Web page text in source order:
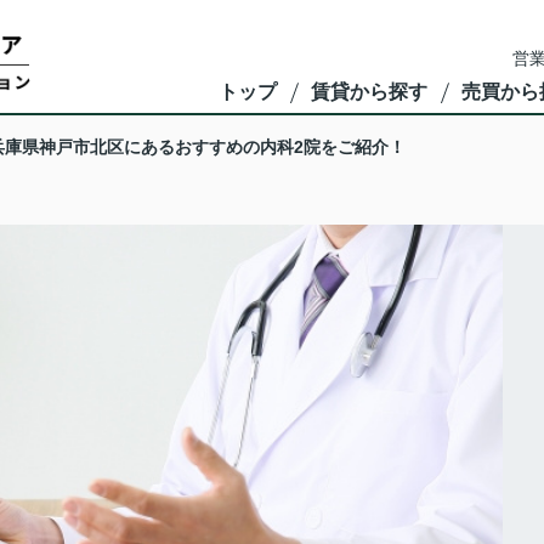
営
トップ 賃貸から探す 売買から
庫県神戸市北区にあるおすすめの内科2院をご紹介！